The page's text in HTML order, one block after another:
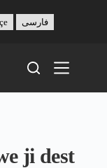
فارسی
ji dest